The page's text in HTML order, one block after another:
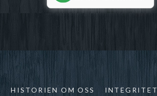
HISTORIEN OM OSS INTEGRITET